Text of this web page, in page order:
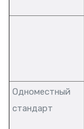
Одноместный
стандарт